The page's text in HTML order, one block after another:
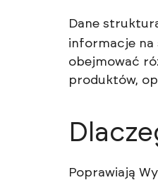
Dane
informacje na
obejmować
produktów,
Poprawiają